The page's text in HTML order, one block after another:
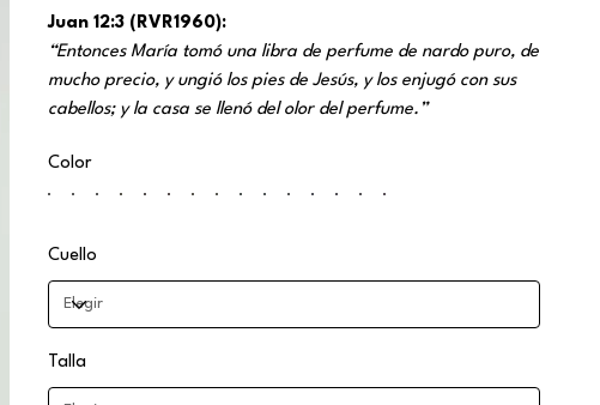
Juan 12:3 (RVR1960):
“Entonces María tomó una libra de perfume de nardo puro, de
mucho precio, y ungió los pies de Jesús, y los enjugó con sus
cabellos; y la casa se llenó del olor del perfume.”
Color
Cuello
Talla